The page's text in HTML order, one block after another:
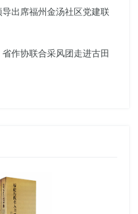
出席福州金汤社区党建联
作协联合采风团走进古田